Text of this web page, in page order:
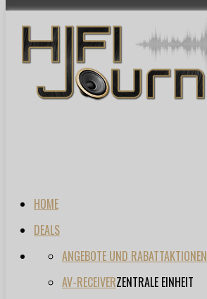
HOME
DEALS
ANGEBOTE UND RABATTAKTIONEN
AV-RECEIVERZENTRALE EINHEIT